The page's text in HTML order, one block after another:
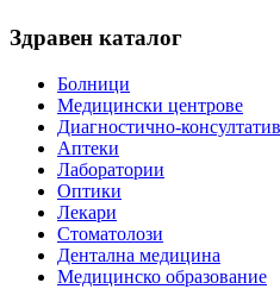
Здравен каталог
Болници
Медицински центрове
Диагностично-
Аптеки
Лаборатории
Оптики
Лекари
Стоматолози
Дентална медицина
Медицинско образование